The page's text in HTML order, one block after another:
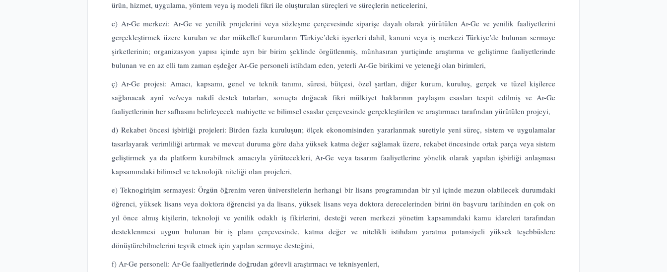
ürün, hizmet, uygulama, yöntem veya iş modeli fikri ile oluşturulan süreçleri ve süreçlerin neticelerini,
c) Ar-Ge merkezi: Ar-Ge ve yenilik projelerini veya sözleşme çerçevesinde siparişe dayalı olarak yürütülen Ar-Ge ve yenilik faaliyetlerini
gerçekleştirmek üzere kurulan ve dar mükellef kurumların Türkiye’deki işyerleri dahil, kanuni veya iş merkezi Türkiye’de bulunan sermaye
şirketlerinin; organizasyon yapısı içinde ayrı bir birim şeklinde örgütlenmiş, münhasıran yurtiçinde araştırma ve geliştirme faaliyetlerinde
bulunan ve en az elli tam zaman eşdeğer Ar-Ge personeli istihdam eden, yeterli Ar-Ge birikimi ve yeteneği olan birimleri,
ç) Ar-Ge projesi: Amacı, kapsamı, genel ve teknik tanımı, süresi, bütçesi, özel şartları, diğer kurum, kuruluş, gerçek ve tüzel kişilerce
sağlanacak aynî ve/veya nakdî destek tutarları, sonuçta doğacak fikri mülkiyet haklarının paylaşım esasları tespit edilmiş ve Ar-Ge
faaliyetlerinin her safhasını belirleyecek mahiyette ve bilimsel esaslar çerçevesinde gerçekleştirilen ve araştırmacı tarafından yürütülen projeyi,
d) Rekabet öncesi işbirliği projeleri: Birden fazla kuruluşun; ölçek ekonomisinden yararlanmak suretiyle yeni süreç, sistem ve uygulamalar
tasarlayarak verimliliği artırmak ve mevcut duruma göre daha yüksek katma değer sağlamak üzere, rekabet öncesinde ortak parça veya sistem
geliştirmek ya da platform kurabilmek amacıyla yürütecekleri, Ar-Ge veya tasarım faaliyetlerine yönelik olarak yapılan işbirliği anlaşması
kapsamındaki bilimsel ve teknolojik niteliği olan projeleri,
e) Teknogirişim sermayesi: Örgün öğrenim veren üniversitelerin herhangi bir lisans programından bir yıl içinde mezun olabilecek durumdaki
öğrenci, yüksek lisans veya doktora öğrencisi ya da lisans, yüksek lisans veya doktora derecelerinden birini ön başvuru tarihinden en çok on
yıl önce almış kişilerin, teknoloji ve yenilik odaklı iş fikirlerini, desteği veren merkezi yönetim kapsamındaki kamu idareleri tarafından
desteklenmesi uygun bulunan bir iş planı çerçevesinde, katma değer ve nitelikli istihdam yaratma potansiyeli yüksek teşebbüslere
dönüştürebilmelerini teşvik etmek için yapılan sermaye desteğini,
f) Ar-Ge personeli: Ar-Ge faaliyetlerinde doğrudan görevli araştırmacı ve teknisyenleri,